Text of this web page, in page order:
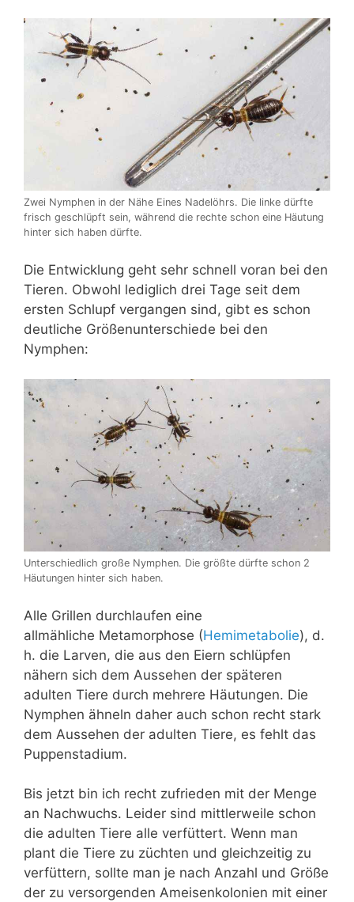
Zwei Nymphen in der Nähe Eines Nadelöhrs. Die linke dürfte
frisch geschlüpft sein, während die rechte schon eine Häutung
hinter sich haben dürfte.
Die Entwicklung geht sehr schnell voran bei den
Tieren. Obwohl lediglich drei Tage seit dem
ersten Schlupf vergangen sind, gibt es schon
deutliche Größenunterschiede bei den
Nymphen:
Unterschiedlich große Nymphen. Die größte dürfte schon 2
Häutungen hinter sich haben.
Alle Grillen durchlaufen eine
allmähliche Metamorphose (Hemimetabolie), d.
h. die Larven, die aus den Eiern schlüpfen
nähern sich dem Aussehen der späteren
adulten Tiere durch mehrere Häutungen. Die
Nymphen ähneln daher auch schon recht stark
dem Aussehen der adulten Tiere, es fehlt das
Puppenstadium.
Bis jetzt bin ich recht zufrieden mit der Menge
an Nachwuchs. Leider sind mittlerweile schon
die adulten Tiere alle verfüttert. Wenn man
plant die Tiere zu züchten und gleichzeitig zu
verfüttern, sollte man je nach Anzahl und Größe
der zu versorgenden Ameisenkolonien mit einer